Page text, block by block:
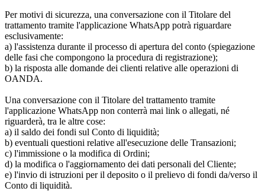
Per motivi di sicurezza, una conversazione con il Titolare del
trattamento tramite l'applicazione WhatsApp potrà riguardare
esclusivamente:
a) l'assistenza durante il processo di apertura del conto (spiegazione
delle fasi che compongono la procedura di registrazione);
b) la risposta alle domande dei clienti relative alle operazioni di
OANDA.
Una conversazione con il Titolare del trattamento tramite
l'applicazione WhatsApp non conterrà mai link o allegati, né
riguarderà, tra le altre cose:
a) il saldo dei fondi sul Conto di liquidità;
b) eventuali questioni relative all'esecuzione delle Transazioni;
c) l'immissione o la modifica di Ordini;
d) la modifica o l'aggiornamento dei dati personali del Cliente;
e) l'invio di istruzioni per il deposito o il prelievo di fondi da/verso il
Conto di liquidità.